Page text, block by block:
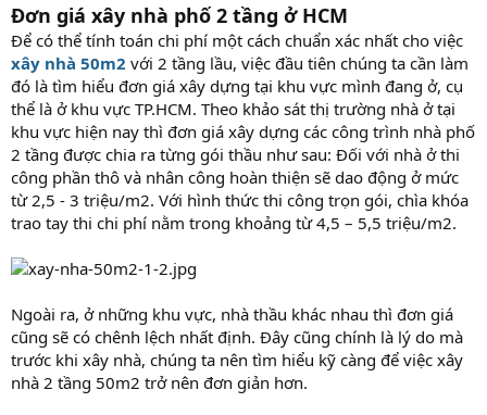
Đơn giá xây nhà phố 2 tầng ở HCM
Để có thể tính toán chi phí một cách chuẩn xác nhất cho việc
xây nhà 50m2 với 2 tầng lầu, việc đầu tiên chúng ta cần làm
đó là tìm hiểu đơn giá xây dựng tại khu vực mình đang ở, cụ
thể là ở khu vực TP.HCM. Theo khảo sát thị trường nhà ở tại
khu vực hiện nay thì đơn giá xây dựng các công trình nhà phố
2 tầng được chia ra từng gói thầu như sau: Đối với nhà ở thi
công phần thô và nhân công hoàn thiện sẽ dao động ở mức
từ 2,5 - 3 triệu/m2. Với hình thức thi công trọn gói, chìa khóa
trao tay thi chi phí nằm trong khoảng từ 4,5 – 5,5 triệu/m2.
Ngoài ra, ở những khu vực, nhà thầu khác nhau thì đơn giá
cũng sẽ có chênh lệch nhất định. Đây cũng chính là lý do mà
trước khi xây nhà, chúng ta nên tìm hiểu kỹ càng để việc xây
nhà 2 tầng 50m2 trở nên đơn giản hơn.